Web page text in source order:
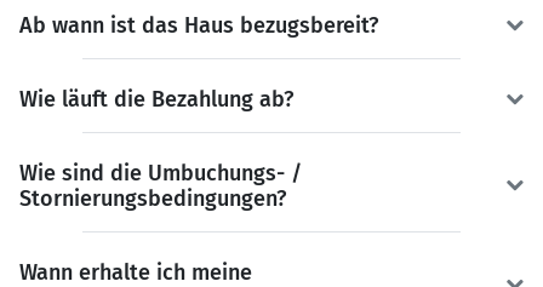
Ab wann ist das Haus bezugsbereit?
Wie läuft die Bezahlung ab?
Wie sind die Umbuchungs- /
Stornierungsbedingungen?
Wann erhalte ich meine